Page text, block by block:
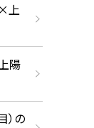
上
陽
）の